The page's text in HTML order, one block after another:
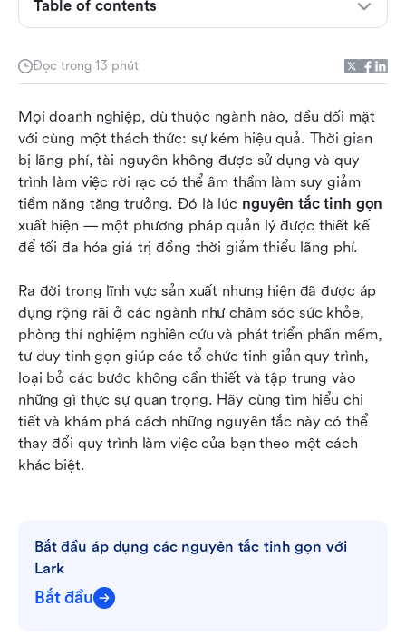
Đọc trong 13 phút
Mọi doanh nghiệp, dù thuộc ngành nào, đều đối mặt
với cùng một thách thức: sự kém hiệu quả. Thời gian
bị lãng phí, tài nguyên không được sử dụng và quy
trình làm việc rời rạc có thể âm thầm làm suy giảm
tiềm năng tăng trưởng. Đó là lúc nguyên tắc tinh gọn
xuất hiện — một phương pháp quản lý được thiết kế
để tối đa hóa giá trị đồng thời giảm thiểu lãng phí.
Ra đời trong lĩnh vực sản xuất nhưng hiện đã được áp
dụng rộng rãi ở các ngành như chăm sóc sức khỏe,
phòng thí nghiệm nghiên cứu và phát triển phần mềm,
tư duy tinh gọn giúp các tổ chức tinh giản quy trình,
loại bỏ các bước không cần thiết và tập trung vào
những gì thực sự quan trọng. Hãy cùng tìm hiểu chi
tiết và khám phá cách những nguyên tắc này có thể
thay đổi quy trình làm việc của bạn theo một cách
khác biệt.
Bắt đầu áp dụng các nguyên tắc tinh gọn với
Lark
Bắt đầu
Table of contents
Nguyên tắc tinh gọn được áp dụng trong các
ngành công nghiệp chính như thế nào
Những thách thức khi áp dụng các nguyên tắc
tinh gọn và cách Lark hỗ trợ
Lợi ích của việc áp dụng các nguyên tắc tinh
gọn
Kết luận
Câu hỏi thường gặp
Đọc liên quan